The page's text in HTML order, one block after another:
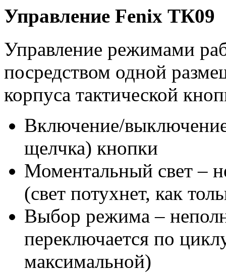
Управление Fenix ТК09
Управление режимами
посредством одной
корпуса тактической
Включение/
щелчка) кнопки
Моментальный свет –
(свет потухнет, как
Выбор режима –
переключается по
максимальной)